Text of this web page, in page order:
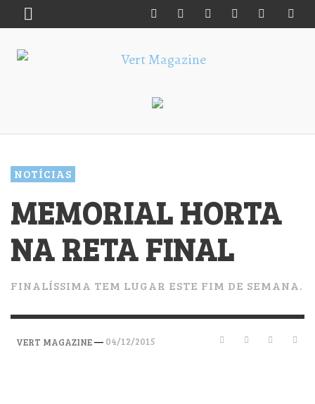
NOTÍCIAS
MEMORIAL HORTA
NA RETA FINAL
FINALÍSSIMA TEM LUGAR ESTE FIM DE SEMANA.
VERT MAGAZINE— 04/12/2015